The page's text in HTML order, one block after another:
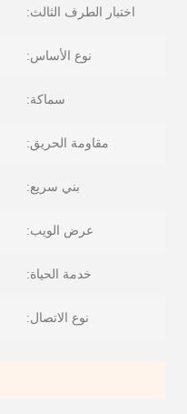
اختبار الطرف الثالث:
نوع الأساس:
سماكة:
مقاومة الحريق:
بني سريع:
عرض الويب:
خدمة الحياة:
نوع الاتصال: